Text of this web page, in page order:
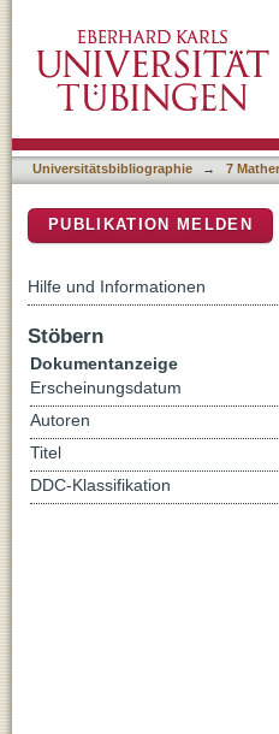
charm baryons
Universitätsbibliographie → 7
PUBLIKATION MELDEN
Hilfe und Informationen
Stöbern
Dokumentanzeige
Erscheinungsdatum
Autoren
Titel
DDC-Klassifikation